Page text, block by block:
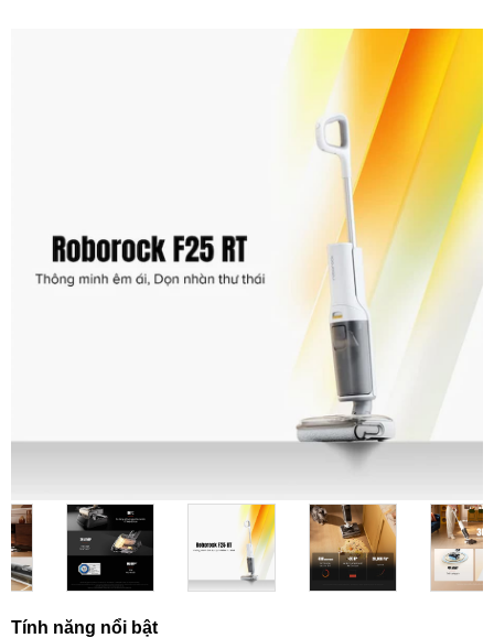
Tính năng nổi bật